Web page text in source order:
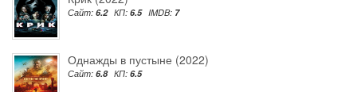
Сайт: 6.2 КП: 6.5 IMDB: 7
Однажды в пустыне (2022)
Сайт: 6.8 КП: 6.5